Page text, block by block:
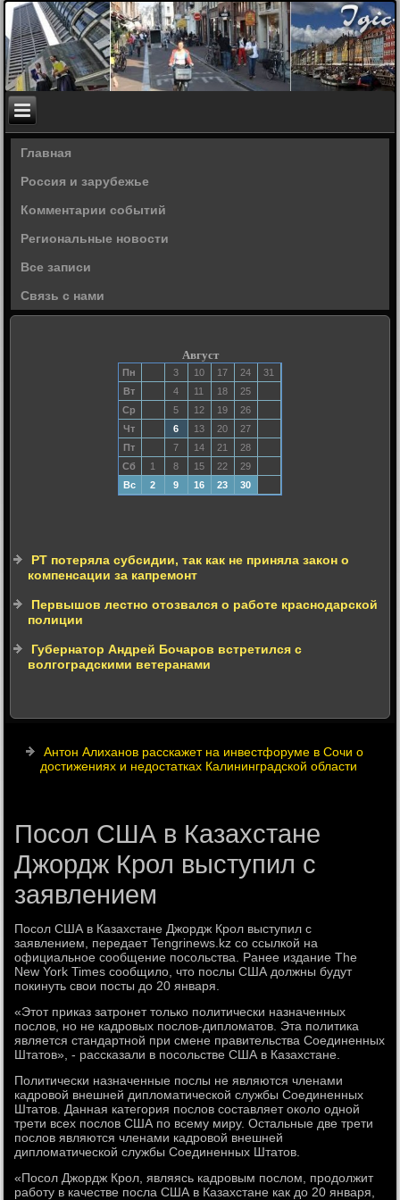
Главная
Россия и зарубежье
Комментарии событий
Региональные новости
Все записи
Связь с нами
Август
Пн 3 10 17 24
31
Вт
4 11 18
25
Ср
5 12 19
26
Чт
6 13 20
27
Пт
7 14 21
28
Сб
1 8 15 22
29
Вс
2 9 16 23 30
РТ потеряла субсидии, так как не приняла закон о
компенсации за капремонт
Первышов лестно отозвался о работе краснодарской
полиции
Губернатор Андрей Бочаров встретился с
волгоградскими ветеранами
Антон Алиханов расскажет на инвестфоруме в Сочи о
достижениях и недостатках Калининградской области
Посол США в Казахстане
Джордж Крол выступил с
заявлением
Посол США в Казахстане Джордж Крол выступил с
заявлением, передает Tengrinews.kz со ссылкой на
официальное сообщение посольства. Ранее издание The
New York Times сообщило, что послы США должны будут
покинуть свои посты до 20 января.
«Этот приказ затронет только политически назначенных
послов, но не кадровых послов-дипломатов. Эта политика
является стандартной при смене правительства Соединенных
Штатов», - рассказали в посольстве США в Казахстане.
Политически назначенные послы не являются членами
кадровой внешней дипломатической службы Соединенных
Штатов. Данная категория послов составляет около одной
трети всех послов США по всему миру. Остальные две трети
послов являются членами кадровой внешней
дипломатической службы Соединенных Штатов.
«Посол Джордж Крол, являясь кадровым послом, продолжит
работу в качестве посла США в Казахстане как до 20 января,